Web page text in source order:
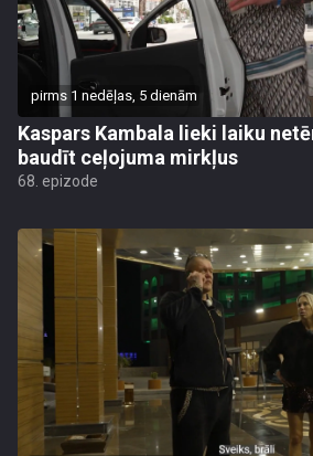
pirms 1 nedēļas, 5 dienām
Kaspars Kambala lieki laiku
baudīt ceļojuma mirkļus
68. epizode